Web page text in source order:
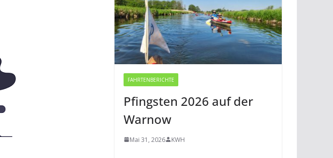
FAHRTENBERICHTE
Pfingsten 2026 auf der
Warnow
Mai 31, 2026 KWH